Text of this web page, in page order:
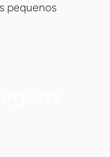
pequenos